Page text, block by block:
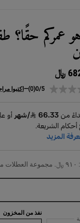
عمركم حقًا؟
﷼
0/5
(0)
— اكتبوا
نفذ من المخزون